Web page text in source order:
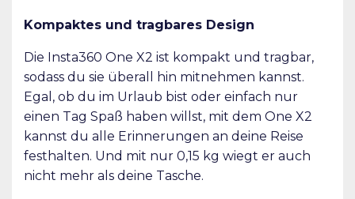
Kompaktes und tragbares Design
Die Insta360 One X2 ist kompakt und tragbar,
sodass du sie überall hin mitnehmen kannst.
Egal, ob du im Urlaub bist oder einfach nur
einen Tag Spaß haben willst, mit dem One X2
kannst du alle Erinnerungen an deine Reise
festhalten. Und mit nur 0,15 kg wiegt er auch
nicht mehr als deine Tasche.